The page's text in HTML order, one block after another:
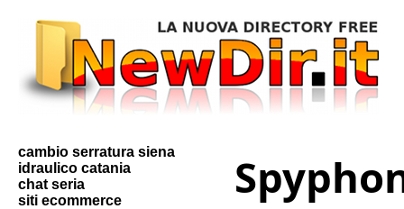
cambio serratura siena
idraulico catania
chat seria
siti ecommerce